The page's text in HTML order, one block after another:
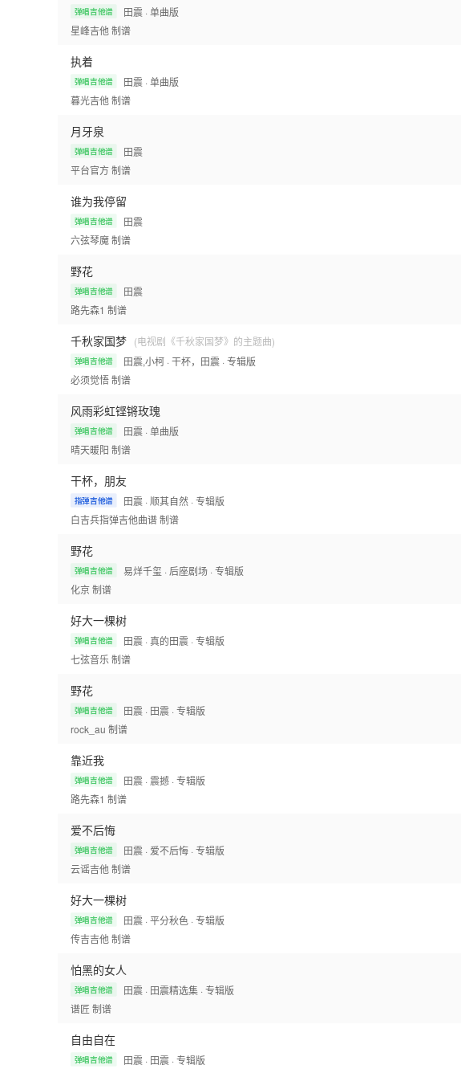
弹唱吉他谱 田震 · 单曲版
星峰吉他制谱
执着
弹唱吉他谱 田震 · 单曲版
暮光吉他制谱
月牙泉
弹唱吉他谱
田震
平台官方制谱
谁为我停留
弹唱吉他谱
田震
六弦琴魔制谱
野花
弹唱吉他谱
田震
路先森1 制谱
千秋家国梦 (电视剧《千秋家国梦》的主题曲)
弹唱吉他谱 田震,小柯 · 干杯，田震 · 专辑版
必须觉悟制谱
风雨彩虹铿锵玫瑰
弹唱吉他谱 田震 · 单曲版
晴天暖阳 制谱
干杯，朋友
指弹吉他谱 田震 · 顺其自然 · 专辑版
白吉兵指弹吉他曲谱制谱
野花
弹唱吉他谱 易烊千玺 · 后座剧场 · 专辑版
化京制谱
好大一棵树
弹唱吉他谱 田震 · 真的田震 · 专辑版
七弦音乐 制谱
野花
弹唱吉他谱 田震 · 田震 · 专辑版
rock_au 制谱
靠近我
弹唱吉他谱 田震 · 震撼 · 专辑版
路先森1 制谱
爱不后悔
弹唱吉他谱 田震 · 爱不后悔 · 专辑版
云谣吉他制谱
好大一棵树
弹唱吉他谱 田震 · 平分秋色 · 专辑版
传吉吉他制谱
怕黑的女人
弹唱吉他谱 田震 · 田震精选集 · 专辑版
谱匠 制谱
自由自在
弹唱吉他谱 田震 · 田震 · 专辑版